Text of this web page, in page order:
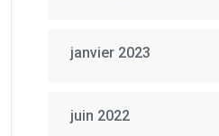
janvier 2023
juin 2022